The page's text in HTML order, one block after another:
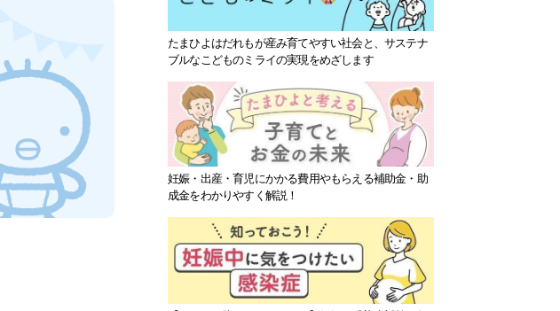
たまひよはだれもが産み育てやすい社会と、サステナ
ブルなこどものミライの実現をめざします
妊娠・出産・育児にかかる費用やもらえる補助金・助
成金をわかりやすく解説！